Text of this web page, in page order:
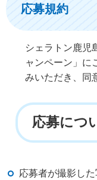
応募規約
シェラトン鹿児
ャンペーン」に
みいただき、同
応募につ
応募者が撮影し